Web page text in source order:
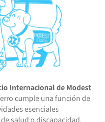
Internacional de Modest
cumple una función de
esenciales